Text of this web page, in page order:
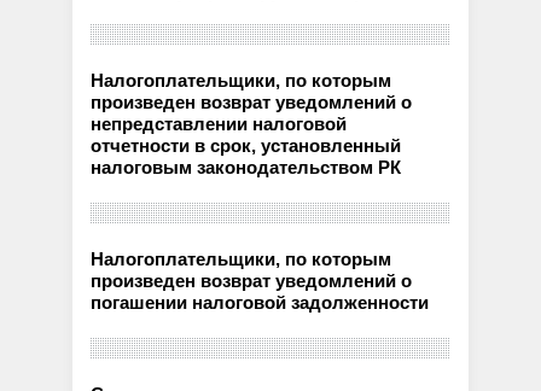
Налогоплательщики, по которым
произведен возврат уведомлений о
непредставлении налоговой
отчетности в срок, установленный
налоговым законодательством РК
Налогоплательщики, по которым
произведен возврат уведомлений о
погашении налоговой задолженности